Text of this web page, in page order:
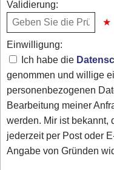
Validierung:
Einwilligung:
Ich habe die
genommen und willige
personenbezogenen
Bearbeitung meiner
werden. Mir ist
jederzeit per Post oder
Angabe von Gründen